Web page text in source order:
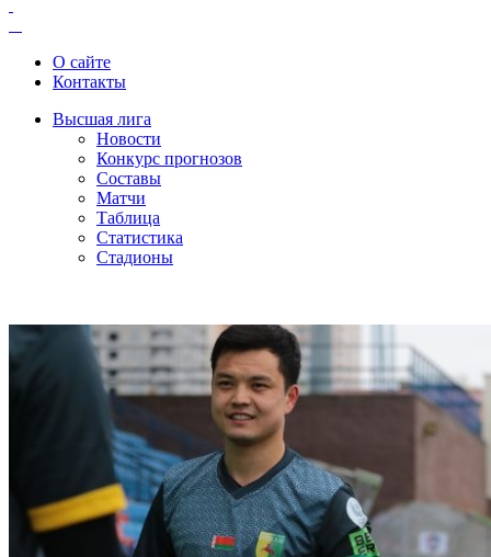
О сайте
Контакты
Высшая лига
Новости
Конкурс прогнозов
Составы
Матчи
Таблица
Статистика
Стадионы